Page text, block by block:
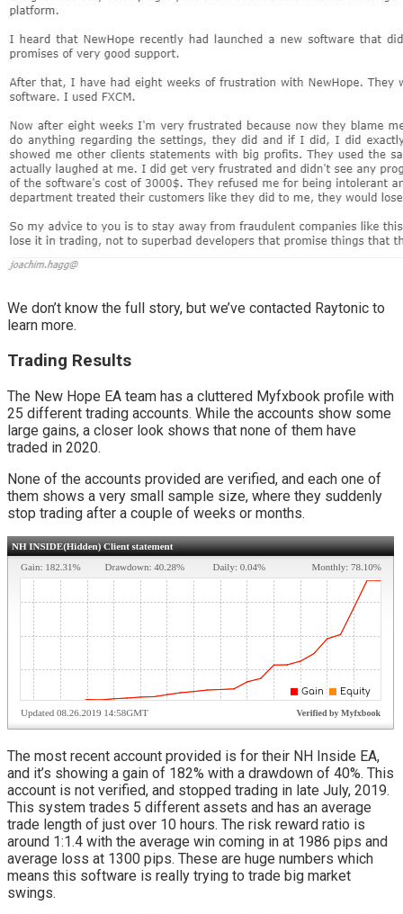
We don’t know the full story, but we’ve contacted Raytonic to
learn more.
Trading Results
The New Hope EA team has a cluttered Myfxbook profile with
25 different trading accounts. While the accounts show some
large gains, a closer look shows that none of them have
traded in 2020.
None of the accounts provided are verified, and each one of
them shows a very small sample size, where they suddenly
stop trading after a couple of weeks or months.
The most recent account provided is for their NH Inside EA,
and it’s showing a gain of 182% with a drawdown of 40%. This
account is not verified, and stopped trading in late July, 2019.
This system trades 5 different assets and has an average
trade length of just over 10 hours. The risk reward ratio is
around 1:1.4 with the average win coming in at 1986 pips and
average loss at 1300 pips. These are huge numbers which
means this software is really trying to trade big market
swings.